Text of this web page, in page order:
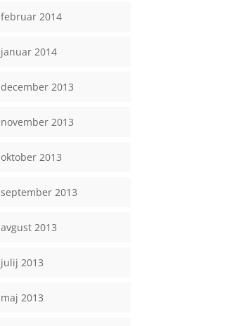
februar 2014
januar 2014
december 2013
november 2013
oktober 2013
september 2013
avgust 2013
julij 2013
maj 2013